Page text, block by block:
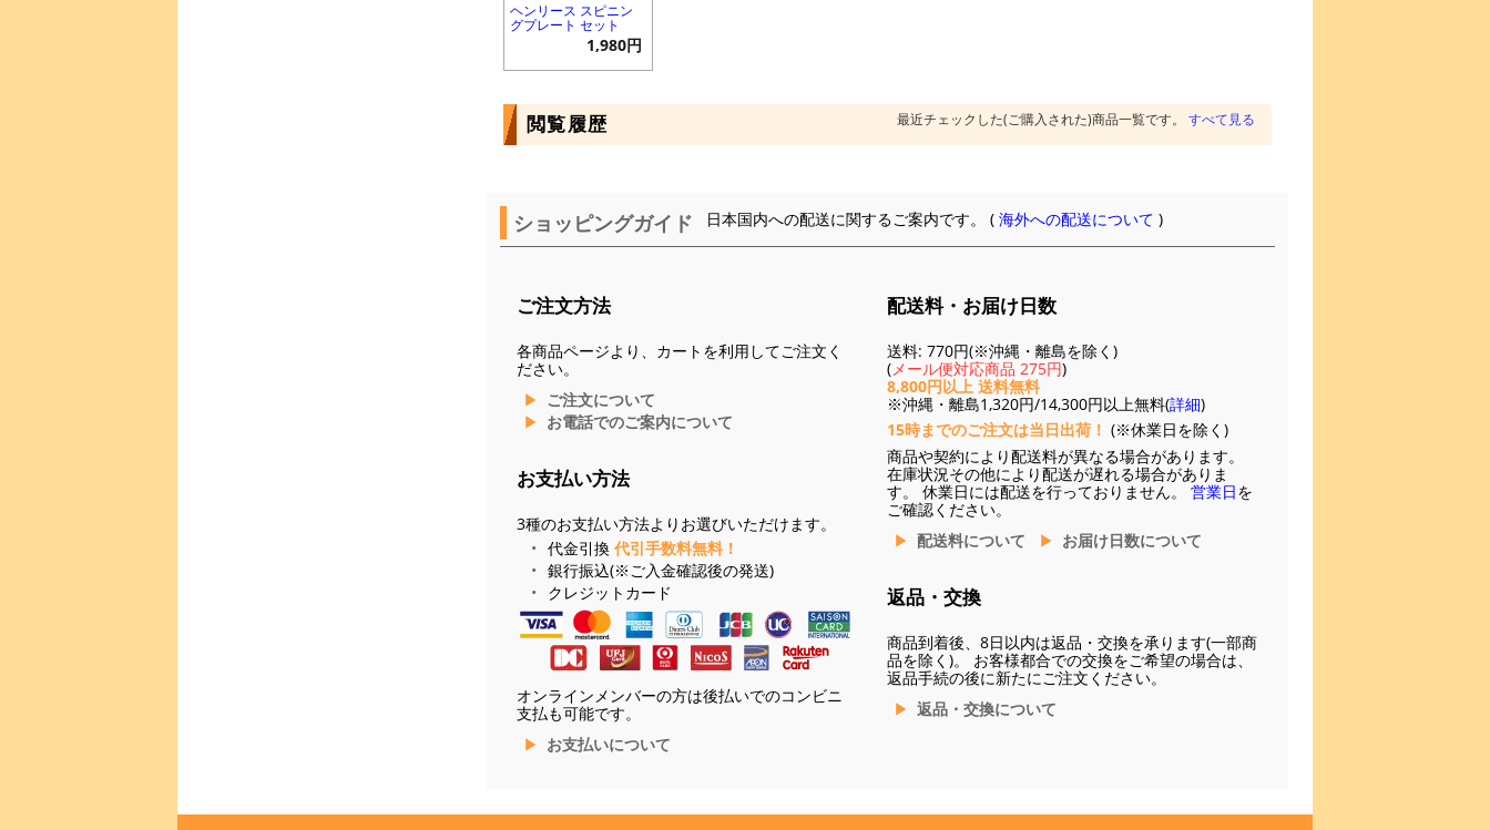
ヘンリース スピニン
グプレート セット
1,980円
閲覧履歴 最近チェックした(ご購入された)商品一覧です。 すべて見る
ショッピングガイド 日本国内への配送に関するご案内です。 (海外への配送について )
ご注文方法
各商品ページより、カートを利用してご注文く
ださい。
ご注文について
お電話でのご案内について
お支払い方法
3種のお支払い方法よりお選びいただけます。
代金引換 代引手数料無料！
銀行振込(※ご入金確認後の発送)
クレジットカード
オンラインメンバーの方は後払いでのコンビニ
支払も可能です。
お支払いについて
配送料・お届け日数
送料: 770円(※沖縄・離島を除く)
(メール便対応商品 275円)
8,800円以上 送料無料
※沖縄・離島1,320円/14,300円以上無料(詳細)
15時までのご注文は当日出荷！ (※休業日を除く)
商品や契約により配送料が異なる場合があります。
在庫状況その他により配送が遅れる場合がありま
す。 休業日には配送を行っておりません。 営業日を
ご確認ください。
配送料について
お届け日数について
返品・交換
商品到着後、8日以内は返品・交換を承ります(一部商
品を除く)。 お客様都合での交換をご希望の場合は、
返品手続の後に新たにご注文ください。
返品・交換について